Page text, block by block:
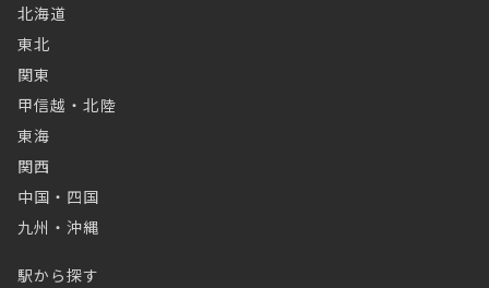
北海道
東北
関東
甲信越・北陸
東海
関西
中国・四国
九州・沖縄
駅から探す